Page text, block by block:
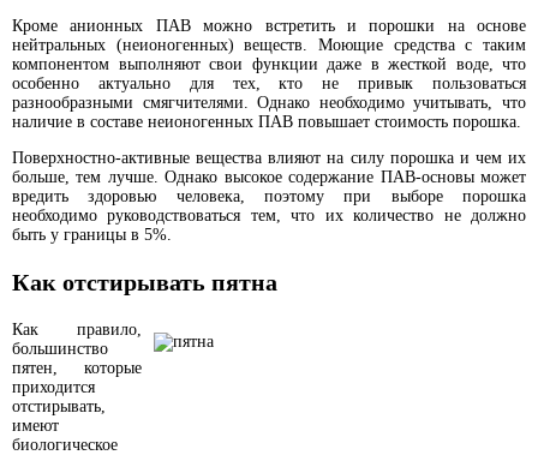
Кроме анионных ПАВ можно встретить и порошки на основе
нейтральных (неионогенных) веществ. Моющие средства с таким
компонентом выполняют свои функции даже в жесткой воде, что
особенно актуально для тех, кто не привык пользоваться
разнообразными смягчителями. Однако необходимо учитывать, что
наличие в составе неионогенных ПАВ повышает стоимость порошка.
Поверхностно-активные вещества влияют на силу порошка и чем их
больше, тем лучше. Однако высокое содержание ПАВ-основы может
вредить здоровью человека, поэтому при выборе порошка
необходимо руководствоваться тем, что их количество не должно
быть у границы в 5%.
Как отстирывать пятна
Как правило,
большинство
пятен, которые
приходится
отстирывать,
имеют
биологическое